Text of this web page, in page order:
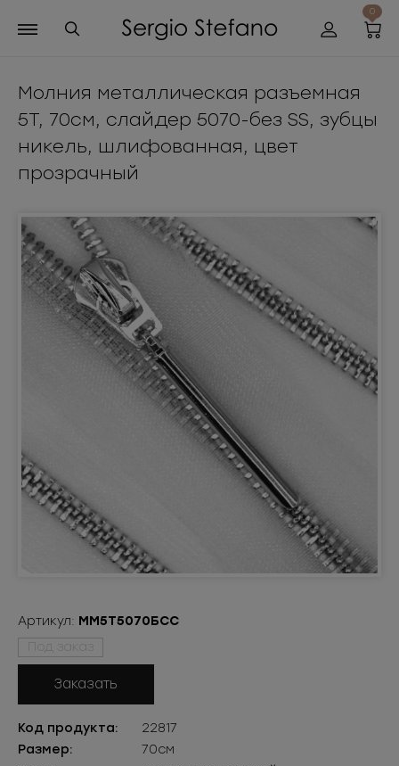
0
Молния металлическая разъемная
5Т, 70см, слайдер 5070-без SS, зубцы
никель, шлифованная, цвет
прозрачный
Артикул: ММ5Т5070БСС
Под заказ
Заказать
Код продукта:
22817
Размер:
70см